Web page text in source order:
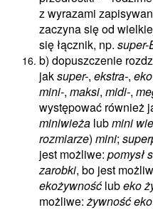
z wyrazami
zaczyna się od
się łącznik, np. super-
b) dopuszczenie
jaksuper-, ekstra-,
mini-, maksi, midi-,
występować również
miniwieża lubmini
rozmiarze) mini;
jest możliwe: pomysł
zarobki, bo jest
ekożywnośćlubeko
możliwe: żywność eko